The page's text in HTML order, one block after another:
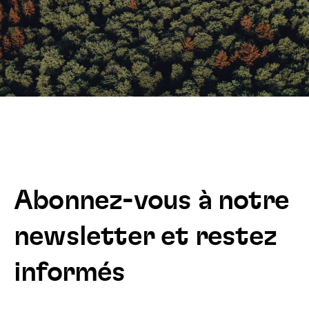
Abonnez-vous à notre
newsletter et restez
informés